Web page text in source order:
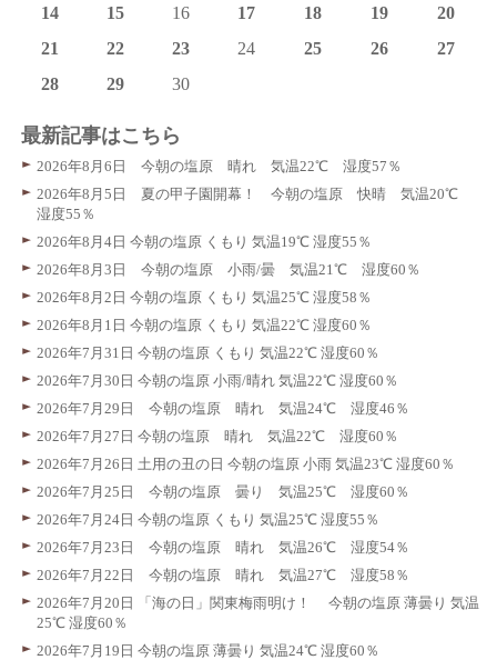
14
15 16 17 18 19
20
21
22 23 24 25 26
27
28
29 30
最新記事はこちら
2026年8月6日 今朝の塩原 晴れ 気温22℃ 湿度57％
2026年8月5日 夏の甲子園開幕！ 今朝の塩原 快晴 気温20℃
湿度55％
2026年8月4日 今朝の塩原 くもり 気温19℃ 湿度55％
2026年8月3日 今朝の塩原 小雨/曇 気温21℃ 湿度60％
2026年8月2日 今朝の塩原 くもり 気温25℃ 湿度58％
2026年8月1日 今朝の塩原 くもり 気温22℃ 湿度60％
2026年7月31日 今朝の塩原 くもり 気温22℃ 湿度60％
2026年7月30日 今朝の塩原 小雨/晴れ 気温22℃ 湿度60％
2026年7月29日 今朝の塩原 晴れ 気温24℃ 湿度46％
2026年7月27日 今朝の塩原 晴れ 気温22℃ 湿度60％
2026年7月26日 土用の丑の日 今朝の塩原 小雨 気温23℃ 湿度60％
2026年7月25日 今朝の塩原 曇り 気温25℃ 湿度60％
2026年7月24日 今朝の塩原 くもり 気温25℃ 湿度55％
2026年7月23日 今朝の塩原 晴れ 気温26℃ 湿度54％
2026年7月22日 今朝の塩原 晴れ 気温27℃ 湿度58％
2026年7月20日 「海の日」関東梅雨明け！ 今朝の塩原 薄曇り 気温
25℃ 湿度60％
2026年7月19日 今朝の塩原 薄曇り 気温24℃ 湿度60％